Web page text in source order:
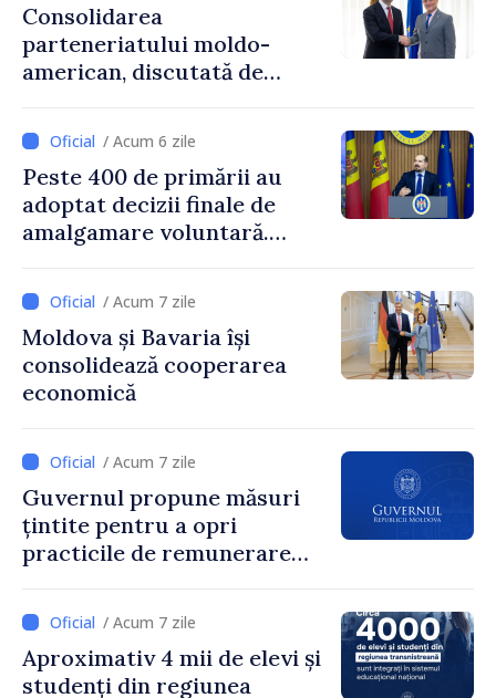
Consolidarea
parteneriatului moldo-
american, discutată de
și însărcinatul cu afaceri al
SUA, Nick Pietrowicz
/ Acum 6 zile
Peste 400 de primării au
adoptat decizii finale de
amalgamare voluntară.
Guvernului, Alexei Buzu:
„85,5% dintre primării au
inițiat procesul. Le
mulțumim aleșilor locali
pentru că au pus pe primul
dezvoltar
/ Acum 7 zile
Moldova și Bavaria își
consolidează cooperarea
economică
/ Acum 7 zile
Guvernul propune măsuri
țintite pentru a opri
practicile de remunerare
/ Acum 7 zile
Aproximativ 4 mii de elevi și
studenți din regiunea